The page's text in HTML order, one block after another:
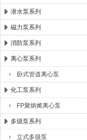
潜水泵系列
磁力泵系列
消防泵系列
离心泵系列
卧式管道离心泵
化工泵系列
FP聚炳烯离心泵
多级泵系列
立式多级泵